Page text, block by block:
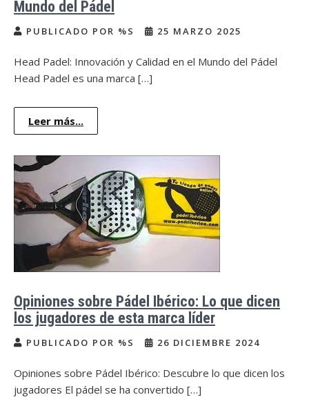
Mundo del Pádel
PUBLICADO POR %S 25 MARZO 2025
Head Padel: Innovación y Calidad en el Mundo del Pádel
Head Padel es una marca […]
Leer más...
Opiniones sobre Pádel Ibérico: Lo que dicen
los jugadores de esta marca líder
PUBLICADO POR %S 26 DICIEMBRE 2024
Opiniones sobre Pádel Ibérico: Descubre lo que dicen los
jugadores El pádel se ha convertido […]